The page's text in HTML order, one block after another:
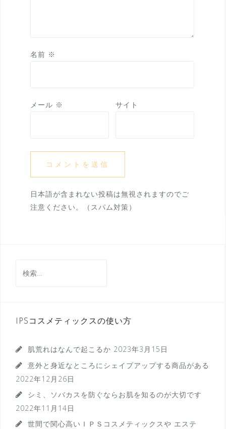
名前 ※
メール ※ サイト
日本語が含まれない投稿は無視されますのでご
注意ください。（スパム対策）
索:
IPSコスメティックスの使い方
肌荒れはなんで起こるか 2023年3月15日
意外と身近なところにシェイプアップする商品がある
2022年12月26日
シミ、ソバカスを防ぐならお肌を知るのが大切です
2022年11月14日
世間で関心高いＩＰＳコスメティックスや エステ